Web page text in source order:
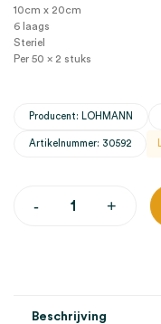
10cm x 20cm
6 laags
Steriel
Per 50 x 2 stuks
Producent: LOHMANN
Artikelnummer: 30592
-Vliwasoft
steriel
+
Beschrijving